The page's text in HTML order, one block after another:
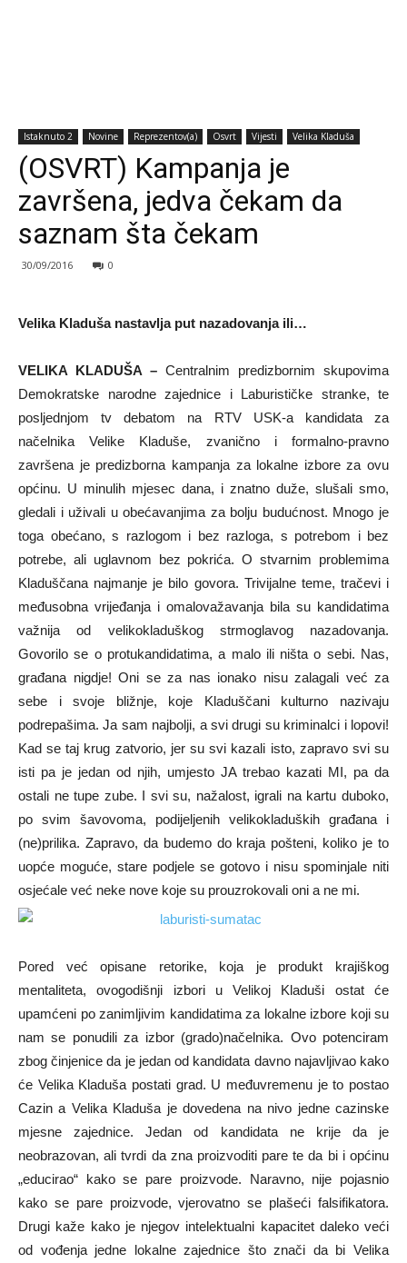
Istaknuto 2 Novine Reprezentov(a) Osvrt Vijesti Velika Kladuša
(OSVRT) Kampanja je
završena, jedva čekam da
saznam šta čekam
30/09/2016 0
Velika Kladuša nastavlja put nazadovanja ili…
VELIKA KLADUŠA – Centralnim predizbornim skupovima
Demokratske narodne zajednice i Laburističke stranke, te
posljednjom tv debatom na RTV USK-a kandidata za
načelnika Velike Kladuše, zvanično i formalno-pravno
završena je predizborna kampanja za lokalne izbore za ovu
općinu. U minulih mjesec dana, i znatno duže, slušali smo,
gledali i uživali u obećavanjima za bolju budućnost. Mnogo je
toga obećano, s razlogom i bez razloga, s potrebom i bez
potrebe, ali uglavnom bez pokrića. O stvarnim problemima
Kladuščana najmanje je bilo govora. Trivijalne teme, tračevi i
međusobna vrijeđanja i omalovažavanja bila su kandidatima
važnija od velikokladuškog strmoglavog nazadovanja.
Govorilo se o protukandidatima, a malo ili ništa o sebi. Nas,
građana nigdje! Oni se za nas ionako nisu zalagali već za
sebe i svoje bližnje, koje Kladuščani kulturno nazivaju
podrepašima. Ja sam najbolji, a svi drugi su kriminalci i lopovi!
Kad se taj krug zatvorio, jer su svi kazali isto, zapravo svi su
isti pa je jedan od njih, umjesto JA trebao kazati MI, pa da
ostali ne tupe zube. I svi su, nažalost, igrali na kartu duboko,
po svim šavovoma, podijeljenih velikokladuških građana i
(ne)prilika. Zapravo, da budemo do kraja pošteni, koliko je to
uopće moguće, stare podjele se gotovo i nisu spominjale niti
osjećale već neke nove koje su prouzrokovali oni a ne mi.
Pored već opisane retorike, koja je produkt krajiškog
mentaliteta, ovogodišnji izbori u Velikoj Kladuši ostat će
upamćeni po zanimljivim kandidatima za lokalne izbore koji su
nam se ponudili za izbor (grado)načelnika. Ovo potenciram
zbog činjenice da je jedan od kandidata davno najavljivao kako
će Velika Kladuša postati grad. U međuvremenu je to postao
Cazin a Velika Kladuša je dovedena na nivo jedne cazinske
mjesne zajednice. Jedan od kandidata ne krije da je
neobrazovan, ali tvrdi da zna proizvoditi pare te da bi i općinu
„educirao“ kako se pare proizvode. Naravno, nije pojasnio
kako se pare proizvode, vjerovatno se plašeći falsifikatora.
Drugi kaže kako je njegov intelektualni kapacitet daleko veći
od vođenja jedne lokalne zajednice što znači da bi Velika